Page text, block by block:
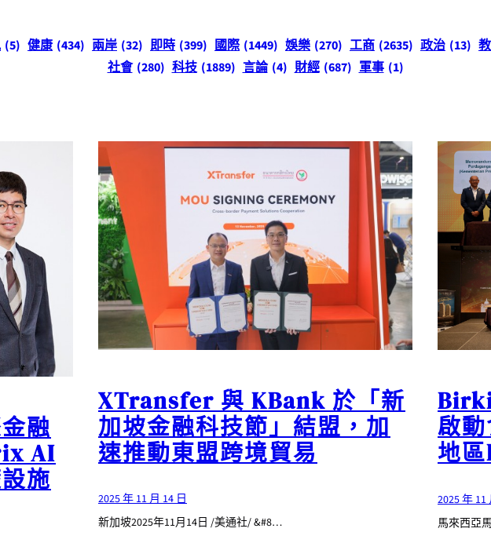
(5) 健康 (434) 兩岸 (32) 即時 (399) 國際 (1449) 娛樂 (270) 工商 (2635) 政治 (13)
社會 (280) 科技 (1889) 言論 (4) 財經 (687) 軍事 (1)
融
AI
施
XTransfer 與 KBank 於「新
加坡金融科技節」結盟，加
速推動東盟跨境貿易
2025 年 11 月 14 日
新加坡2025年11月14日 /美通社/ &#8…
啟
地
2025 年 11
馬來西亞